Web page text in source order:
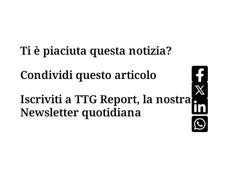
Ti è piaciuta questa notizia?
Condividi questo articolo
Iscriviti a TTG Report, la nostra
Newsletter quotidiana